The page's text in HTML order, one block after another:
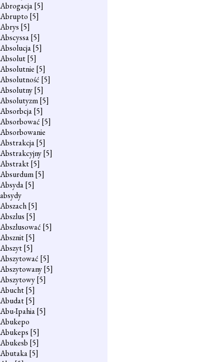
Abrogacja[5]
Abrupto [5]
Abrys [5]
Abscyssa[5]
Absolucja[5]
Absolut[5]
Absolutnie [5]
Absolutność [5]
Absolutny[5]
Absolutyzm[5]
Absorbcja[5]
Absorbować [5]
Absorbowanie
Abstrakcja[5]
Abstrakcyjny[5]
Abstrakt[5]
Absurdum[5]
Absyda[5]
absydy
Abszach[5]
Abszlus [5]
Abszlusować [5]
Absznit[5]
Abszyt[5]
Abszytować [5]
Abszytowany[5]
Abszytowy[5]
Abucht[5]
Abudat[5]
Abu-Ipahia[5]
Abukepo
Abukeps [5]
Abukesb [5]
Abutaka[5]